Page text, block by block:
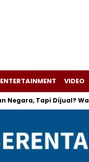
ENTERTAINMENT VIDEO
Tapi Dijual?